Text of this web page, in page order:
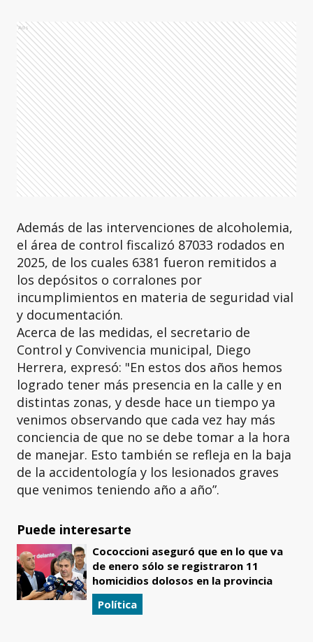
Ads
Además de las intervenciones de alcoholemia,
el área de control fiscalizó 87033 rodados en
2025, de los cuales 6381 fueron remitidos a
los depósitos o corralones por
incumplimientos en materia de seguridad vial
y documentación.
Acerca de las medidas, el secretario de
Control y Convivencia municipal, Diego
Herrera, expresó: "En estos dos años hemos
logrado tener más presencia en la calle y en
distintas zonas, y desde hace un tiempo ya
venimos observando que cada vez hay más
conciencia de que no se debe tomar a la hora
de manejar. Esto también se refleja en la baja
de la accidentología y los lesionados graves
que venimos teniendo año a año”.
Puede interesarte
Cococcioni aseguró que en lo que va
de enero sólo se registraron 11
homicidios dolosos en la provincia
Política